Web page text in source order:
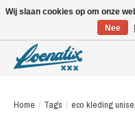
Home / Tags / eco kleding
Wij slaan cookies op om onze
Nee